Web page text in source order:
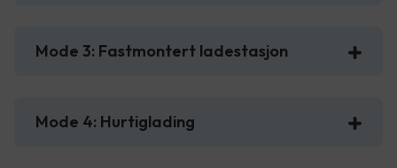
Mode 3: Fastmontert ladestasjon
Mode 4: Hurtiglading